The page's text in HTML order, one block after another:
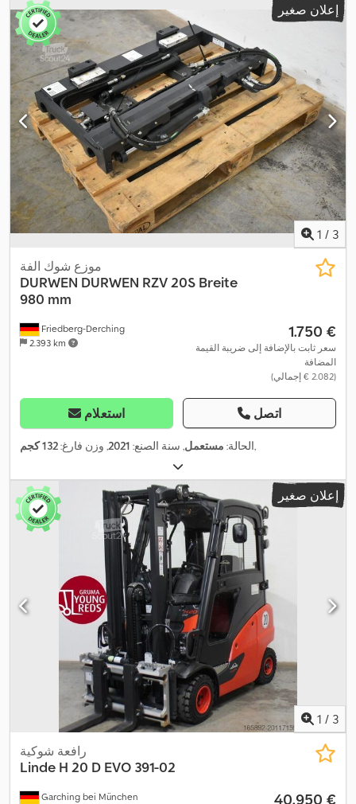
إعلان صغير
1 / 3
Friedberg-Derching
2.393 km
موزع شوك الفة
DURWEN DURWEN RZV 20S Breite
980 mm
‏1.750 €
سعر ثابت بالإضافة إلى ضريبة القيمة
المضافة
(‏2.082 € إجمالي)
استعلام اتصل
الحالة: مستعمل, سنة الصنع: 2021, وزن فارغ:132 كجم ,
إعلان صغير
1 / 3
Garching bei München
رافعة شوكية
Linde H 20 D EVO 391-02
‏40.950 €